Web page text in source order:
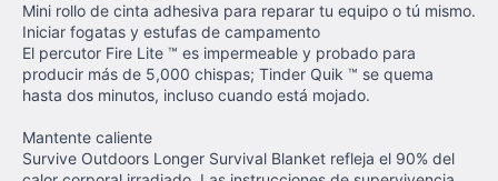
Mini rollo de cinta adhesiva para reparar tu equipo o tú mismo.
Iniciar fogatas y estufas de campamento
El percutor Fire Lite ™ es impermeable y probado para
producir más de 5,000 chispas; Tinder Quik ™ se quema
hasta dos minutos, incluso cuando está mojado.
Mantente caliente
Survive Outdoors Longer Survival Blanket refleja el 90% del